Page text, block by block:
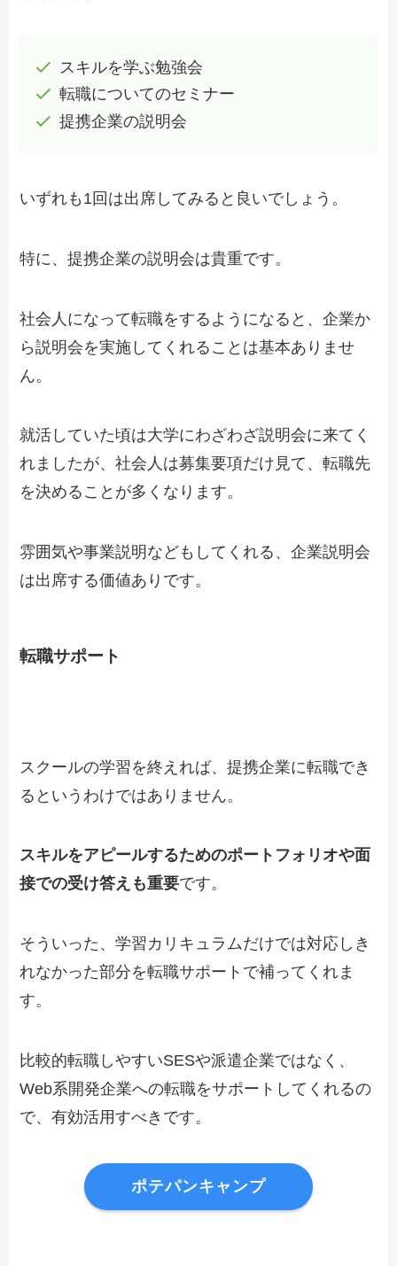
スキルを学ぶ勉強会
転職についてのセミナー
提携企業の説明会
いずれも1回は出席してみると良いでしょう。
特に、提携企業の説明会は貴重です。
社会人になって転職をするようになると、企業か
ら説明会を実施してくれることは基本ありませ
ん。
就活していた頃は大学にわざわざ説明会に来てく
れましたが、社会人は募集要項だけ見て、転職先
を決めることが多くなります。
雰囲気や事業説明などもしてくれる、企業説明会
は出席する価値ありです。
転職サポート
スクールの学習を終えれば、提携企業に転職でき
るというわけではありません。
スキルをアピールするためのポートフォリオや面
接での受け答えも重要です。
そういった、学習カリキュラムだけでは対応しき
れなかった部分を転職サポートで補ってくれま
す。
比較的転職しやすいSESや派遣企業ではなく、
Web系開発企業への転職をサポートしてくれるの
で、有効活用すべきです。
ポテパンキャンプ